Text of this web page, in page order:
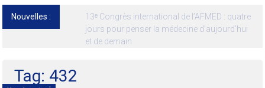
Nouvelles :
13ᵉ Congrès international de l’AFMED : quatre
jours pour penser la médecine d’aujourd’hui
et de demain
Tag: 432